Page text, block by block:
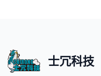
士冗科技